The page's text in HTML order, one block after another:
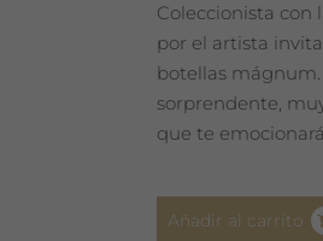
Coleccionista con
por el artista
botellas
sorprendente,
que te
Añadir al carrito